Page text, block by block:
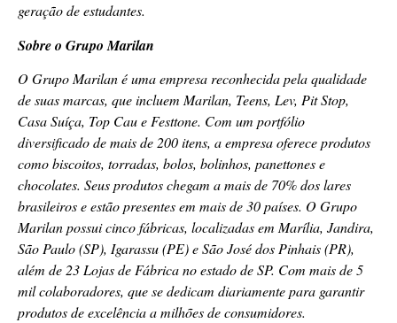
geração de estudantes.
Sobre o Grupo Marilan
O Grupo Marilan é uma empresa reconhecida pela qualidade
de suas marcas, que incluem Marilan, Teens, Lev, Pit Stop,
Casa Suíça, Top Cau e Festtone. Com um portfólio
diversificado de mais de 200 itens, a empresa oferece produtos
como biscoitos, torradas, bolos, bolinhos, panettones e
chocolates. Seus produtos chegam a mais de 70% dos lares
brasileiros e estão presentes em mais de 30 países. O Grupo
Marilan possui cinco fábricas, localizadas em Marília, Jandira,
São Paulo (SP), Igarassu (PE) e São José dos Pinhais (PR),
além de 23 Lojas de Fábrica no estado de SP. Com mais de 5
mil colaboradores, que se dedicam diariamente para garantir
produtos de excelência a milhões de consumidores.